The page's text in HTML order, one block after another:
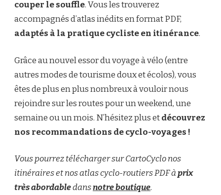
couper le souffle. Vous les trouverez
accompagnés d’atlas inédits en format PDF,
adaptés à la pratique cycliste en itinérance.
Grâce au nouvel essor du voyage à vélo (entre
autres modes de tourisme doux et écolos), vous
êtes de plus en plus nombreux à vouloir nous
rejoindre sur les routes pour un weekend, une
semaine ou un mois. N’hésitez plus etdécouvrez
nos recommandations de cyclo-voyages !
Vous pourrez télécharger sur CartoCyclo nos
itinéraires et nos atlas cyclo-routiers PDF àprix
très abordabledansnotre boutique.